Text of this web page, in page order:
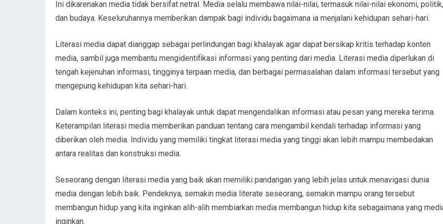
Ini dikarenakan media tidak bersifat netral. Media selalu membawa nilai-nilai, termasuk nilai-nilai ekonomi, politik,
dan budaya. Keseluruhannya memberikan dampak bagi individu bagaimana ia menjalani kehidupan sehari-hari.
Literasi media dapat dianggap sebagai perlindungan bagi khalayak agar dapat bersikap kritis terhadap konten
media, sambil juga membantu mengidentifikasi informasi yang penting dari media. Literasi media diperlukan di
tengah kejenuhan informasi, tingginya terpaan media, dan berbagai permasalahan dalam informasi tersebut yang
mengepung kehidupan kita sehari-hari.
Dalam konteks ini, penting bagi khalayak untuk dapat mengendalikan informasi atau pesan yang mereka terima.
Keterampilan literasi media memberikan panduan tentang cara mengambil kendali terhadap informasi yang
diberikan oleh media. Individu yang memiliki tingkat literasi media yang tinggi akan lebih mampu membedakan
antara realitas dan konstruksi media.
Seseorang dengan literasi media yang baik akan memiliki pandangan yang lebih jelas untuk menavigasi dunia
media dengan lebih baik. Pendeknya, semakin media literate seseorang, semakin mampu orang tersebut
membangun hidup yang kita inginkan alih-alih membiarkan media membangun hidup kita sebagaimana yang
inginkan.